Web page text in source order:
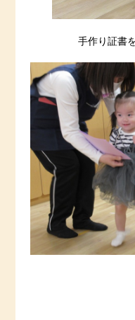
手作り証書